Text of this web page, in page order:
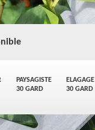
PAYSAGISTE
30 GARD
ELAGAGE
30 GARD